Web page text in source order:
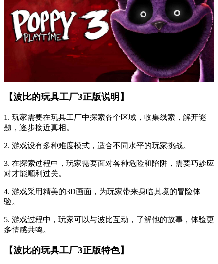
【波比的玩具工厂3正版说明】
1. 玩家需要在玩具工厂中探索各个区域，收集线索，解开谜
题，逐步接近真相。
2. 游戏设有多种难度模式，适合不同水平的玩家挑战。
3. 在探索过程中，玩家需要面对各种危险和陷阱，需要巧妙应
对才能顺利过关。
4. 游戏采用精美的3D画面，为玩家带来身临其境的冒险体
验。
5. 游戏过程中，玩家可以与波比互动，了解他的故事，体验更
多情感共鸣。
【波比的玩具工厂3正版特色】